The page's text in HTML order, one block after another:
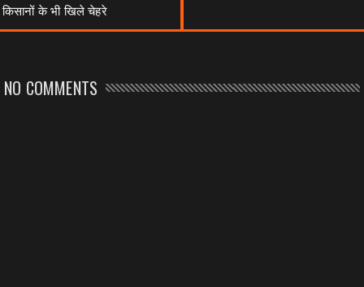
किसानों के भी खिले चेहरे
NO COMMENTS